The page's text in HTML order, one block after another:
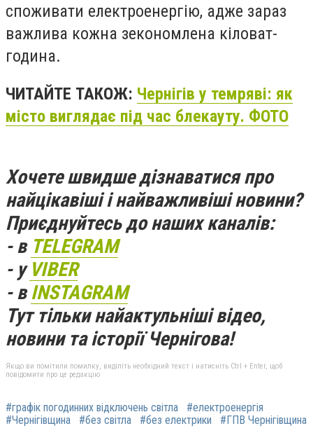
споживати електроенергію, адже зараз
важлива кожна зекономлена кіловат-
година.
ЧИТАЙТЕ ТАКОЖ: Чернігів у темряві: як
місто виглядає під час блекауту. ФОТО
Хочете швидше дізнаватися про
найцікавіші і найважливіші новини?
Приєднуйтесь до наших каналів:
- в TELEGRAM
- у VIBER
- вINSTAGRAM
Тут тільки найактульніші відео,
новини та історії Чернігова!
Якщо ви помітили помилку, виділіть необхідний текст і натисніть Ctrl + Enter, щоб
повідомити про це редакцію
#графік погодинних відключень світла
#електроенергія
#Чернігівщина
#без світла #без електрики #ГПВ Чернігівщина